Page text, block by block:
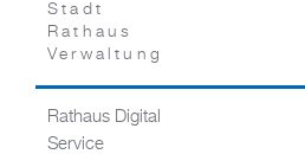
Stadt
Rathaus
Verwaltung
Rathaus Digital
Service